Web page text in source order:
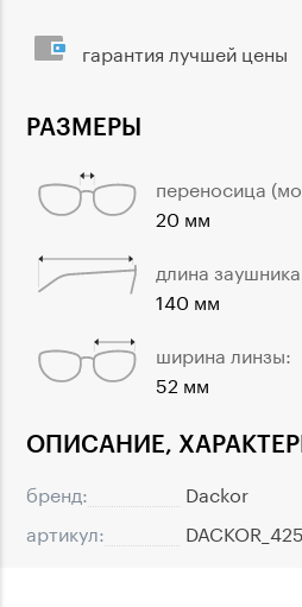
ОПИСАНИЕ,
бренд:
Dackor
артикул:
РАЗМЕРЫ
переносица
20 мм
длина
140 мм
ширина линзы:
52 мм
гарантия лучшей цены